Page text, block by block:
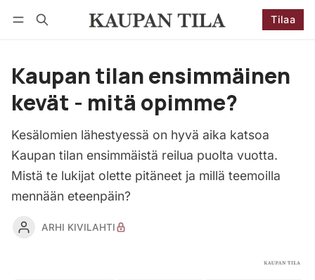
Tilaa
Kaupan tilan ensimmäinen
kevät - mitä opimme?
Kesälomien lähestyessä on hyvä aika katsoa
Kaupan tilan ensimmäistä reilua puolta vuotta.
Mistä te lukijat olette pitäneet ja millä teemoilla
mennään eteenpäin?
ARHI KIVILAHTI